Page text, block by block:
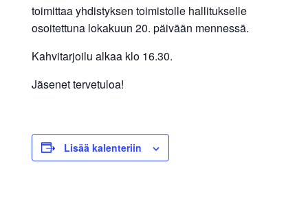
Hengitys
toimittaa yhdistyksen toimistolle hallitukselle
osoitettuna lokakuun 20. päivään mennessä.
Kahvitarjoilu alkaa klo 16.30.
Jäsenet tervetuloa!
Lisää kalenteriin